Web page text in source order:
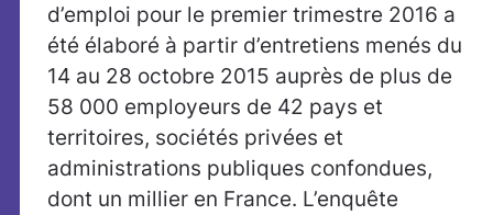
d’emploi pour le premier trimestre 2016 a
été élaboré à partir d’entretiens menés du
14 au 28 octobre 2015 auprès de plus de
58 000 employeurs de 42 pays et
territoires, sociétés privées et
administrations publiques confondues,
dont un millier en France. L’enquête